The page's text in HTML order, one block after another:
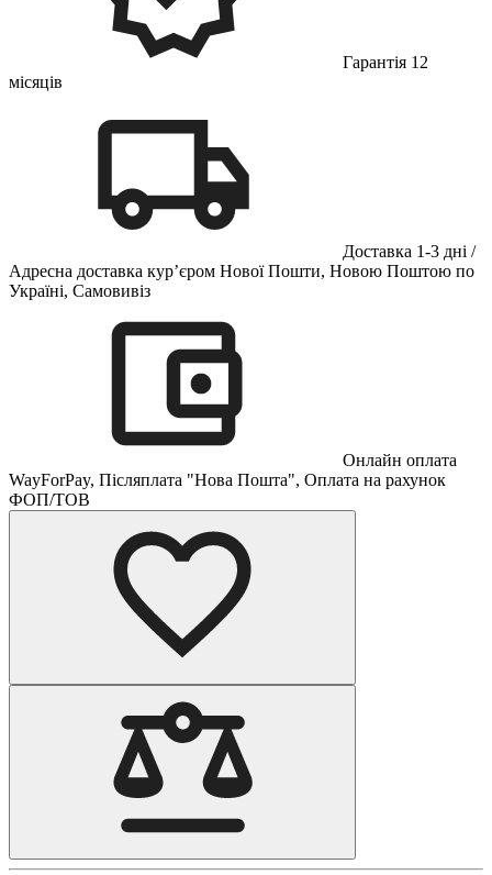
Гарантія 12
місяців
Доставка 1-3 дні /
Адресна доставка кур’єром Нової Пошти, Новою Поштою по
Україні, Самовивіз
Онлайн оплата
WayForPay, Післяплата "Нова Пошта", Оплата на рахунок
ФОП/ТОВ